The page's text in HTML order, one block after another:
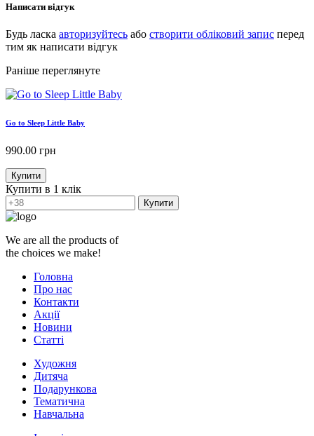
Написати відгук
Будь ласка авторизуйтесь або створити обліковий запис перед
тим як написати відгук
Раніше переглянуте
Go to Sleep Little Baby
990.00 грн
Купити
Купити в 1 клік
Купити
We are all the products of
the choices we make!
Головна
Про нас
Контакти
Акції
Новини
Статті
Художня
Дитяча
Подарункова
Тематична
Навчальна